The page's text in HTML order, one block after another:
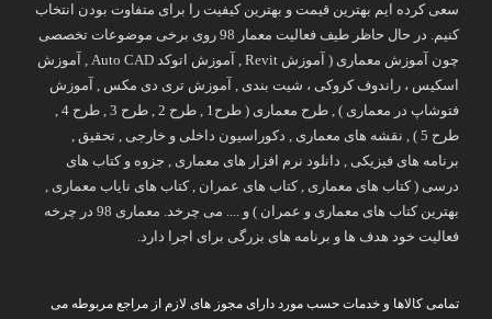
سعی کرده ایم بهترین قیمت و بهترین کیفیت را برای متفاوت بودن انتخاب
کنیم. در حال حاظر طیف فعالیت معمار 98 روی برخی موضوعات تخصصی
چون آموزش معماری ( آموزش Revit , آموزش اتوکد Auto CAD , آموزش
اسکیس ، راندوف کروکی ، شیت بندی , آموزش تری دی مکس , آموزش
فتوشاپ در معماری ) , طرح معماری ( طرح1 , طرح 2 , طرح 3 , طرح 4 ,
طرح 5 ) , نقشه های معماری , دکوراسیون داخلی و خارجی , تحقیق ,
برنامه های فیزیکی , دانلود نرم افزار های معماری , جزوه و کتاب های
درسی ( کتاب های معماری , کتاب های عمران , کتاب های نایاب معماری ,
بهترین کتاب های معماری و عمران ) و .... می چرخد. معماری 98 در چرخه
فعالیت خود هدف ها و برنامه های بزرگی برای اجرا دارد.
تمامی کالاها و خدمات حسب مورد دارای مجوز های لازم از مراجع مربوطه می